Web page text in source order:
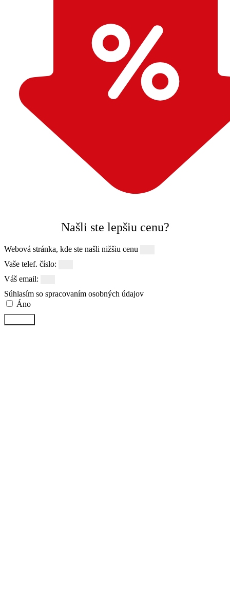
Našli ste lepšiu cenu?
Webová stránka, kde ste našli nižšiu cenu
Vaše telef. číslo:
Váš email:
Súhlasím so spracovaním osobných údajov
Áno